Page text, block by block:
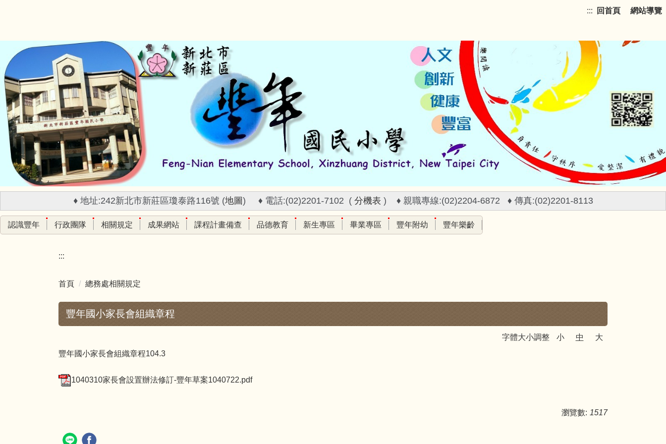
要
容
區
::: 回首頁 網站導覽
♦ 地址:242新北市新莊區瓊泰路116號 (地圖) ♦ 電話:(02)2201-7102 ( 分機表 ) ♦ 親職專線:(02)2204-6872 ♦ 傳真:(02)2201-8113
認識豐年 行政團隊 相關規定 成果網站 課程計畫備查 品德教育 新生專區 畢業專區 豐年附幼 豐年樂齡
:::
首頁 總務處相關規定
豐年國小家長會組織章程
字體大小調整 小 中
大
豐年國小家長會組織章程104.3
1040310家長會設置辦法修訂-豐年草案1040722.pdf
瀏覽數: 1517